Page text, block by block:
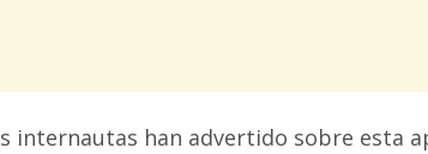
internautas han advertido sobre esta